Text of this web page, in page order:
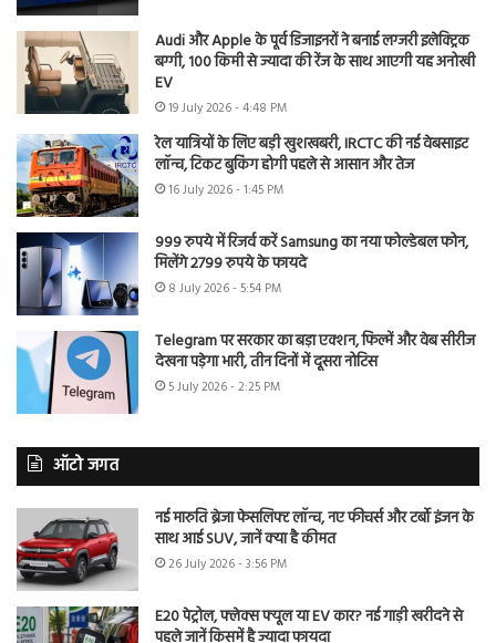
Audi और Apple के पूर्व डिजाइनरों ने बनाई लग्जरी इलेक्ट्रिक
बग्गी, 100 किमी से ज्यादा की रेंज के साथ आएगी यह अनोखी
EV
19 July 2026 - 4:48 PM
रेल यात्रियों के लिए बड़ी खुशखबरी, IRCTC की नई वेबसाइट
लॉन्च, टिकट बुकिंग होगी पहले से आसान और तेज
16 July 2026 - 1:45 PM
999 रुपये में रिजर्व करें Samsung का नया फोल्डेबल फोन,
मिलेंगे 2799 रुपये के फायदे
8 July 2026 - 5:54 PM
Telegram पर सरकार का बड़ा एक्शन, फिल्में और वेब सीरीज
देखना पड़ेगा भारी, तीन दिनों में दूसरा नोटिस
5 July 2026 - 2:25 PM
ऑटो जगत
नई मारुति ब्रेजा फेसलिफ्ट लॉन्च, नए फीचर्स और टर्बो इंजन के
साथ आई SUV, जानें क्या है कीमत
26 July 2026 - 3:56 PM
E20 पेट्रोल, फ्लेक्स फ्यूल या EV कार? नई गाड़ी खरीदने से
पहले जानें किसमें है ज्यादा फायदा